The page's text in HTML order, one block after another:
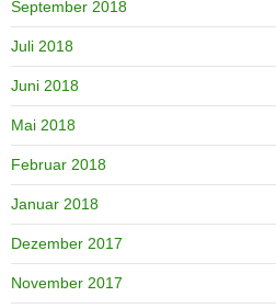
September 2018
Juli 2018
Juni 2018
Mai 2018
Februar 2018
Januar 2018
Dezember 2017
November 2017